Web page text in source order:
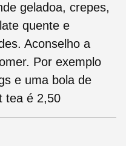
geladoa, crepes,
quente e
Aconselho a
Por exemplo
e uma bola de
tea é 2,50